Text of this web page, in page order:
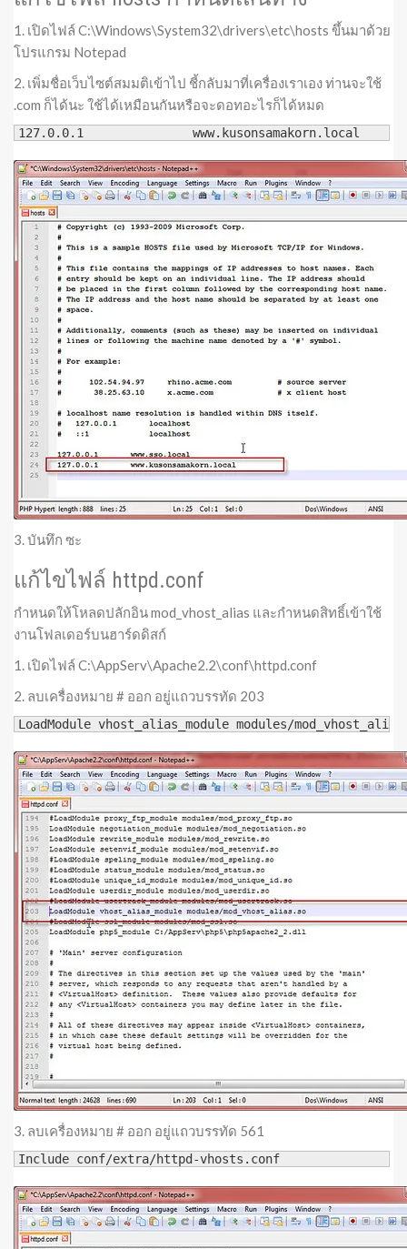
1. เปิดไฟล์ C:\Windows\System32\drivers\etc\hosts ขึ้นมาด้วย
โปรแกรม Notepad
2. เพิ่มชื่อเว็บไซต์สมมติเข้าไป ชี้กลับมาที่เครื่องเราเอง ท่านจะใช้
.com ก็ได้นะ ใช้ได้เหมือนกันหรือจะดอทอะไรก็ได้หมด
127.0.0.1		www.kusonsamakorn.local
3. บันทึก ซะ
แก้ไขไฟล์ httpd.conf
กำหนดให้โหลดปลักอิน mod_vhost_alias และกำหนดสิทธิ์เข้าใช้
งานโฟลเดอร์บนฮาร์ดดิสก์
1. เปิดไฟล์ C:\AppServ\Apache2.2\conf\httpd.conf
2. ลบเครื่องหมาย # ออก อยู่แถวบรรทัด 203
LoadModule vhost_alias_module modules/
3. ลบเครื่องหมาย # ออก อยู่แถวบรรทัด 561
Include conf/extra/httpd-vhosts.conf